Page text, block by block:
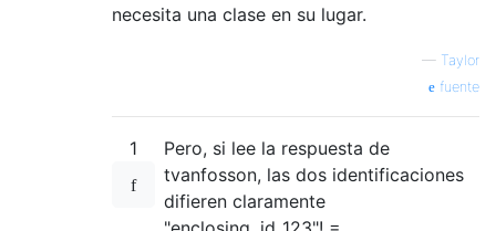
necesita una clase en su lugar.
— Taylor
fuente
1
Pero, si lee la respuesta de
tvanfosson, las dos identificaciones
difieren claramente